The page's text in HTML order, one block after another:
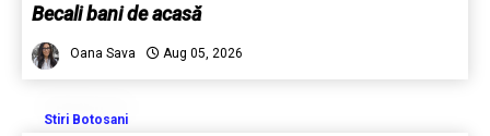
Becali bani de acasă
Oana Sava Aug 05, 2026
Stiri Botosani